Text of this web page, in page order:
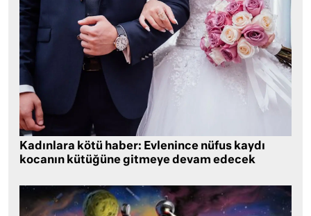
Kadınlara kötü haber: Evlenince nüfus kaydı
kocanın kütüğüne gitmeye devam edecek